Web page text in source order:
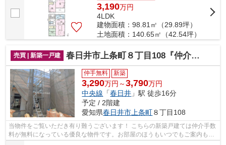
3,190万円
4LDK
建物面積：98.81㎡（29.89坪）
土地面積：140.65㎡（42.54坪）
売買 | 新築一戸建 春日井市上条町８丁目108『仲介料無料』新築戸建て
仲手無料 新築
3,290万円～3,790万円
中央線 「春日井 」駅 徒歩16分
予定 / 2階建
愛知県春日井市上条町８丁目108
当物件をご覧いただき有り難うございます！ こちらの新築戸建ては仲介手数
料が無料になっている優良な物件です。お部屋のほうもいつでもご案内もさ